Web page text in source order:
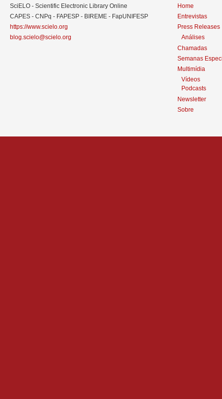
SciELO - Scientific Electronic Library Online
CAPES - CNPq - FAPESP - BIREME - FapUNIFESP
https://www.scielo.org
blog.scielo@scielo.org
Home
Entrevistas
Press Releases
Análises
Chamadas
Semanas
Multimídia
Vídeos
Podcasts
Newsletter
Sobre